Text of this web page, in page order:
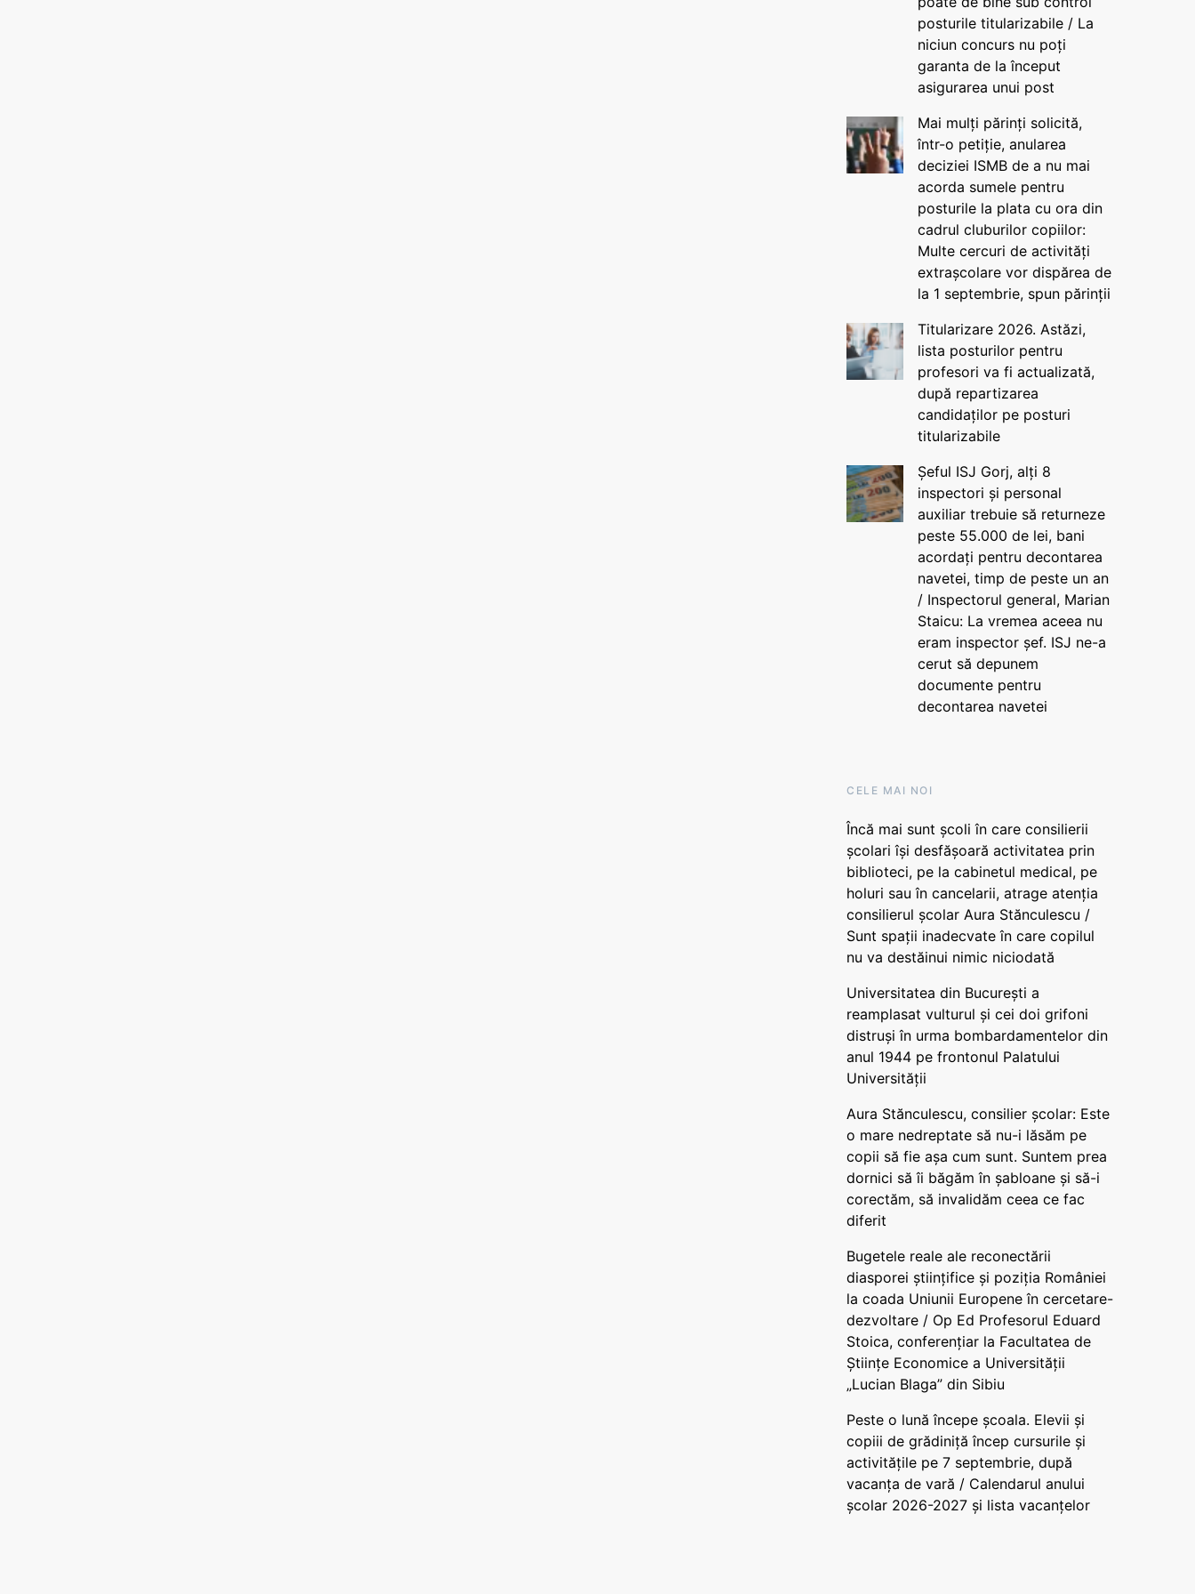
posturile titularizabile / La
niciun concurs nu poți
garanta de la început
asigurarea unui post
Mai mulți părinți solicită,
într-o petiție, anularea
deciziei ISMB de a nu mai
acorda sumele pentru
posturile la plata cu ora din
cadrul cluburilor copiilor:
Multe cercuri de activități
extrașcolare vor dispărea de
la 1 septembrie, spun părinții
Titularizare 2026. Astăzi,
lista posturilor pentru
profesori va fi actualizată,
după repartizarea
candidaților pe posturi
titularizabile
Șeful ISJ Gorj, alți 8
inspectori și personal
auxiliar trebuie să returneze
peste 55.000 de lei, bani
acordați pentru decontarea
navetei, timp de peste un an
/ Inspectorul general, Marian
Staicu: La vremea aceea nu
eram inspector șef. ISJ ne-a
cerut să depunem
documente pentru
decontarea navetei
CELE MAI NOI
Încă mai sunt școli în care consilierii
școlari își desfășoară activitatea prin
biblioteci, pe la cabinetul medical, pe
holuri sau în cancelarii, atrage atenția
consilierul școlar Aura Stănculescu /
Sunt spații inadecvate în care copilul
nu va destăinui nimic niciodată
Universitatea din București a
reamplasat vulturul și cei doi grifoni
distruși în urma bombardamentelor din
anul 1944 pe frontonul Palatului
Universității
Aura Stănculescu, consilier școlar: Este
o mare nedreptate să nu-i lăsăm pe
copii să fie așa cum sunt. Suntem prea
dornici să îi băgăm în șabloane și să-i
corectăm, să invalidăm ceea ce fac
diferit
Bugetele reale ale reconectării
diasporei științifice și poziția României
la coada Uniunii Europene în cercetare-
dezvoltare / Op Ed Profesorul Eduard
Stoica, conferențiar la Facultatea de
Științe Economice a Universității
„Lucian Blaga” din Sibiu
Peste o lună începe școala. Elevii și
copiii de grădiniță încep cursurile și
activitățile pe 7 septembrie, după
vacanța de vară / Calendarul anului
școlar 2026-2027 și lista vacanțelor